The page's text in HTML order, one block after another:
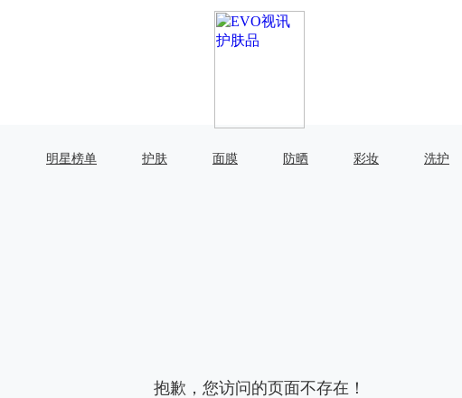
明星榜单 护肤 面膜 防晒 彩妆 洗护
抱歉，您访问的页面不存在！